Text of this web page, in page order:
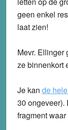
geen enkel
laat zien!
Mevr. Ellinger
ze binnenkort
Je kan de
30 ongeveer).
fragment